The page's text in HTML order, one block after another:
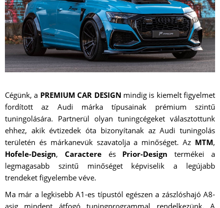
Cégünk, a PREMIUM CAR DESIGN mindig is kiemelt figyelmet
fordított az Audi márka típusainak prémium szintű
tuningolására. Partnerül olyan tuningcégeket választottunk
ehhez, akik évtizedek óta bizonyítanak az Audi tuningolás
területén és márkanevük szavatolja a minőséget. Az MTM,
Hofele-Design, Caractereés Prior-Design termékei a
legmagasabb szintű minőséget képviselik a legújabb
trendeket figyelembe véve.
Ma már a legkisebb A1-es típustól egészen a zászlóshajó A8-
asig mindent átfogó tuningprogrammal rendelkezünk. A